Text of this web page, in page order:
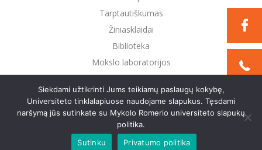
Tarptautiškumas
Žiniasklaidai
Biblioteka
Mokslo laboratorijos
Privatumo politika
©2021 Mykolo Romerio universitetas. Visos teisės
saugomos
Sukurta:TEXUS
Siekdami užtikrinti Jums teikiamų paslaugų kokybę,
Universiteto tinklalapiuose naudojame slapukus. Tęsdami
naršymą jūs sutinkate su Mykolo Romerio universiteto slapukų
politika.
Sutinku
Privatumo politika